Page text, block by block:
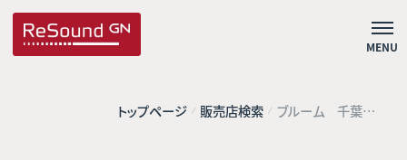
MENU
トップページ 販売店検索 ブルーム 千葉駅
前店